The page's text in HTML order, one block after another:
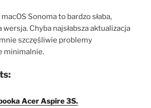
Sonoma to bardzo słaba,
Chyba najsłabsza aktualizacja
szczęśliwie problemy
minimalnie.
Acer Aspire 3S.